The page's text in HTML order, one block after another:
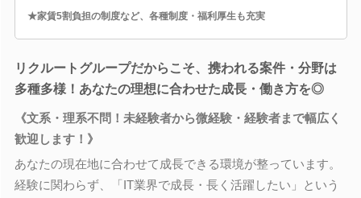
★家賃5割負担の制度など、各種制度・福利厚生も充実
リクルートグループだからこそ、携われる案件・分野は
多種多様！あなたの理想に合わせた成長・働き方を◎
《文系・理系不問！未経験者から微経験・経験者まで幅広く
歓迎します！》
あなたの現在地に合わせて成長できる環境が整っています。
経験に関わらず、「IT業界で成長・長く活躍したい」という